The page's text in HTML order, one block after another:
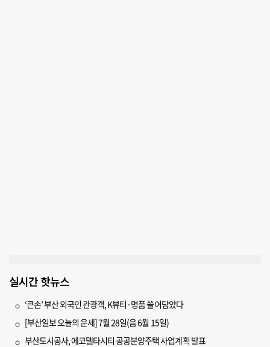
실시간 핫뉴스
‘큰손’ 부산 외국인 관광객, K뷰티·명품 쓸어담았다
[부산일보 오늘의 운세] 7월 28일(음 6월 15일)
부산도시공사, 에코델타시티 공공분양주택 사업계획 발표